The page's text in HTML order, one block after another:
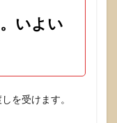
いよい
を受けます。